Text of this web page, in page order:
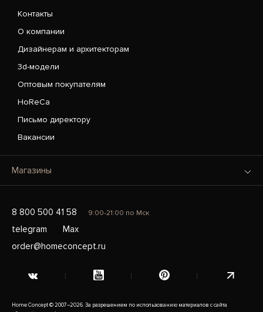
Контакты
О компании
Дизайнерам и архитекторам
3d-модели
Оптовым покупателям
HoReCa
Письмо директору
Вакансии
Магазины
8 800 500 41 58 9:00-21:00 по Мск
telegram
Max
order@homeconcept.ru
Home Concept © 2007–2026. За разрешением по использованию материалов с сайта